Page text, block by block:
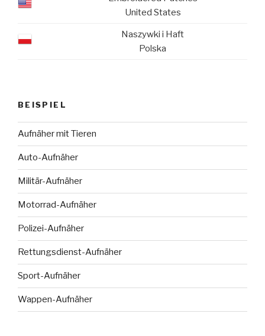
United States
Naszywki i Haft
Polska
BEISPIEL
Aufnäher mit Tieren
Auto-Aufnäher
Militär-Aufnäher
Motorrad-Aufnäher
Polizei-Aufnäher
Rettungsdienst-Aufnäher
Sport-Aufnäher
Wappen-Aufnäher